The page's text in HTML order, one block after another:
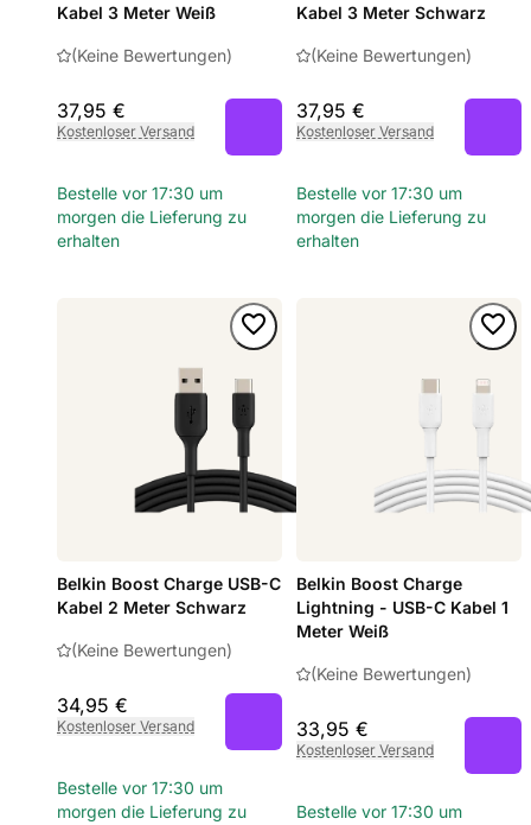
Kabel 3 Meter Weiß
(Keine Bewertungen)
37,95 €
Kostenloser Versand
Bestelle vor 17:30 um
morgen die Lieferung zu
erhalten
Kabel 3 Meter Schwarz
(Keine Bewertungen)
37,95 €
Kostenloser Versand
Bestelle vor 17:30 um
morgen die Lieferung zu
erhalten
Belkin Boost Charge USB-C
Kabel 2 Meter Schwarz
(Keine Bewertungen)
34,95 €
Kostenloser Versand
Bestelle vor 17:30 um
morgen die Lieferung zu
Belkin Boost Charge
Lightning - USB-C Kabel 1
Meter Weiß
(Keine Bewertungen)
33,95 €
Kostenloser Versand
Bestelle vor 17:30 um